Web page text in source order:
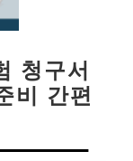
청구서
비 간편